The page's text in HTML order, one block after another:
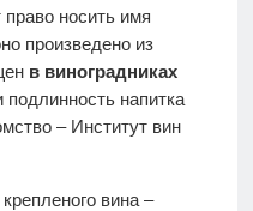
носить имя
произведено из
в виноградниках
подлинность напитка
– Институт вин
вина –